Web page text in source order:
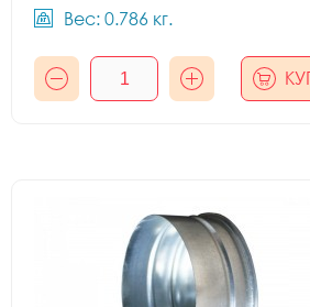
Вес: 0.786 кг.